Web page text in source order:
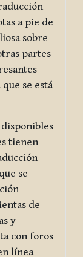
a pie de
sobre
partes
se está
tienen
se
de
y
con foros
línea